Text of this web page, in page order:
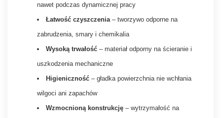
nawet podczas dynamicznej pracy
Łatwość czyszczenia – tworzywo odporne na
zabrudzenia, smary i chemikalia
Wysoką trwałość – materiał odporny na ścieranie i
uszkodzenia mechaniczne
Higieniczność – gładka powierzchnia nie wchłania
wilgoci ani zapachów
Wzmocnioną konstrukcję – wytrzymałość na